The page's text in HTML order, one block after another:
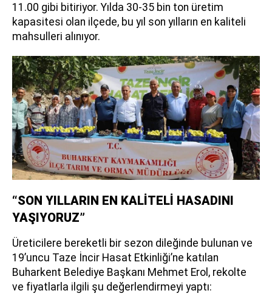
11.00 gibi bitiriyor. Yılda 30-35 bin ton üretim
kapasitesi olan ilçede, bu yıl son yılların en kaliteli
mahsulleri alınıyor.
“SON YILLARIN EN KALİTELİ HASADINI
YAŞIYORUZ”
Üreticilere bereketli bir sezon dileğinde bulunan ve
19’uncu Taze İncir Hasat Etkinliği’ne katılan
Buharkent Belediye Başkanı Mehmet Erol, rekolte
ve fiyatlarla ilgili şu değerlendirmeyi yaptı: